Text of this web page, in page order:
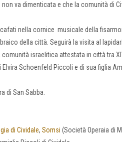
va dimenticata e che la comunità di
nella cornice musicale della
della città. Seguirà la visita al
israelitica attestata in città tra
Schoenfeld Piccoli e di sua figlia
di San Sabba.
di Cividale, Somsi (Società Operaia di